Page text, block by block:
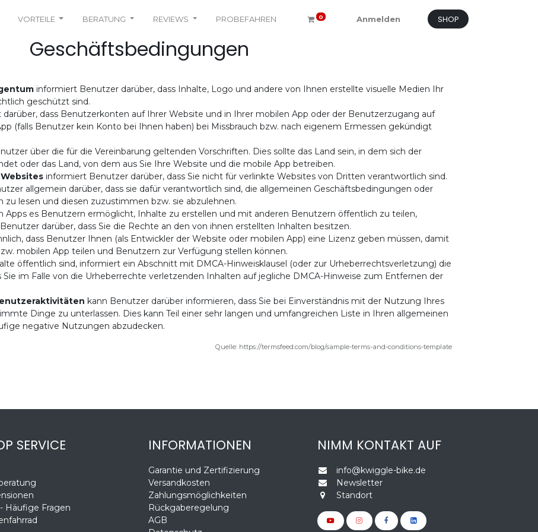
VORTEILE BERATUNG REVIEWS PROBEFAHREN 0 Anmelden SHOP
Geschäftsbedingungen
informiert Benutzer darüber, dass Inhalte, Logo und andere von Ihnen erstellte visuelle Medien Ihr
geschützt sind.
darüber, dass Benutzerkonten auf Ihrer Website und in Ihrer mobilen App oder der Benutzerzugang auf
(falls Benutzer kein Konto bei Ihnen haben) bei Missbrauch bzw. nach eigenem Ermessen gekündigt
über die für die Vereinbarung geltenden Vorschriften. Dies sollte das Land sein, in dem sich der
oder das Land, von dem aus Sie Ihre Website und die mobile App betreiben.
informiert Benutzer darüber, dass Sie nicht für verlinkte Websites von Dritten verantwortlich sind.
allgemein darüber, dass sie dafür verantwortlich sind, die allgemeinen Geschäftsbedingungen oder
lesen und diesen zuzustimmen bzw. sie abzulehnen.
Apps es Benutzern ermöglicht, Inhalte zu erstellen und mit anderen Benutzern öffentlich zu teilen,
darüber, dass Sie die Rechte an den von ihnen erstellten Inhalten besitzen.
dass Benutzer Ihnen (als Entwickler der Website oder mobilen App) eine Lizenz geben müssen, damit
mobilen App teilen und Benutzern zur Verfügung stellen können.
öffentlich sind, informiert ein Abschnitt mit DMCA-Hinweisklausel (oder zur Urheberrechtsverletzung) die
Sie im Falle von die Urheberrechte verletzenden Inhalten auf jegliche DMCA-Hinweise zum Entfernen der
kann Benutzer darüber informieren, dass Sie bei Einverständnis mit der Nutzung Ihres
Dinge zu unterlassen. Dies kann Teil einer sehr langen und umfangreichen Liste in Ihren allgemeinen
negative Nutzungen abzudecken.
Quelle: https://termsfeed.com/blog/sample-terms-and-conditions-template
SERVICE
Häufige Fragen
INFORMATIONEN
Garantie und Zertifizierung
Versandkosten
Zahlungsmöglichkeiten
Rückgaberegelung
AGB
NIMM KONTAKT AUF
info@kwiggle-bike.de
Newsletter
Standort